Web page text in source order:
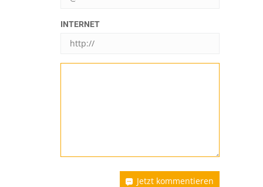
INTERNET
Jetzt kommentieren